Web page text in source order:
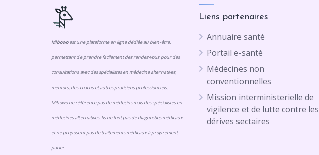
Mibowoest une plateforme en ligne dédiée au bien-être,
permettant de prendre facilement des rendez-vous pour des
consultations avec des spécialistes en médecine alternatives,
mentors, des coachs et autres praticiens professionnels.
Mibowo ne référence pas de médecins mais des spécialistes en
médecines alternatives. Ils ne font pas de diagnostics médicaux
et ne proposent pas de traitements médicaux à proprement
parler.
Liens partenaires
Annuaire santé
Portail e-santé
Médecines non
conventionnelles
Mission interministerielle de
vigilence et de lutte contre les
dérives sectaires